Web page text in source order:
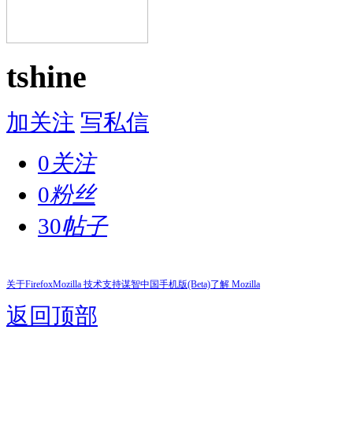
tshine
加关注 写私信
0关注
0粉丝
30帖子
关于FirefoxMozilla 技术支持谋智中国手机版(Beta)了解 Mozilla
返回顶部